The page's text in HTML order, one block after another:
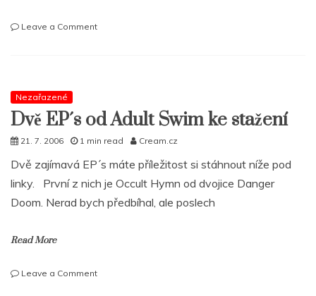
Leave a Commenton
desce,
sporu
s
Doomem
i
postřelení
Nezařazené
Dvě EP´s od Adult Swim ke stažení
21. 7. 2006 1 min read Cream.cz
Dvě zajímavá EP´s máte příležitost si stáhnout níže pod
linky. První z nich je Occult Hymn od dvojice Danger
Doom. Nerad bych předbíhal, ale poslech
Read More
Leave a Commenton